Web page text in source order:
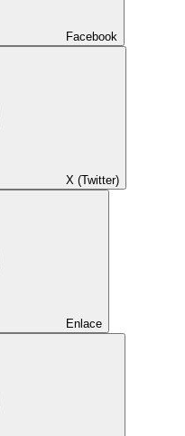
Facebook
X (Twitter)
Enlace